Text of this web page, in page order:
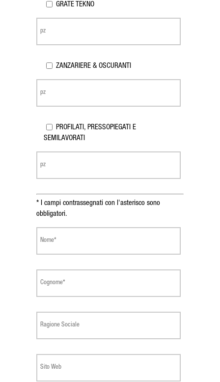
GRATE TEKNO
ZANZARIERE & OSCURANTI
PROFILATI, PRESSOPIEGATI E
SEMILAVORATI
* I campi contrassegnati con l'asterisco sono
obbligatori.